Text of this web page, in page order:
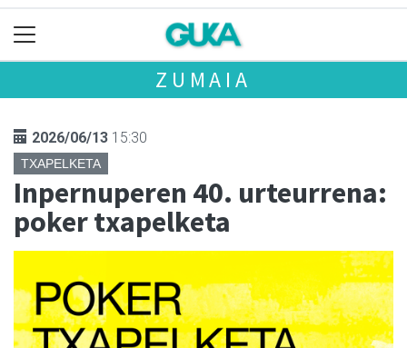
ZUMAIA
2026/06/13 15:30
TXAPELKETA
Inpernuperen 40. urteurrena:
poker txapelketa